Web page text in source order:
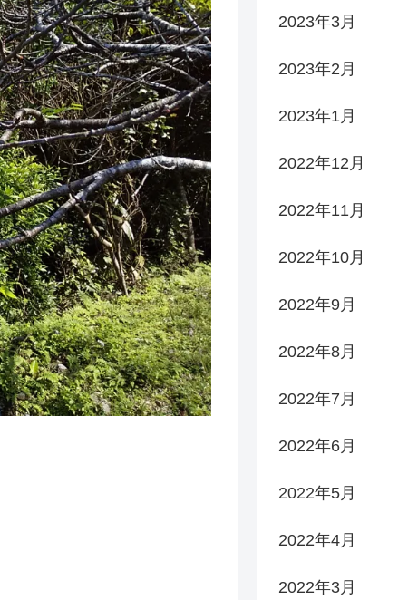
2023年3月
2023年2月
2023年1月
2022年12月
2022年11月
2022年10月
2022年9月
2022年8月
2022年7月
2022年6月
2022年5月
2022年4月
2022年3月